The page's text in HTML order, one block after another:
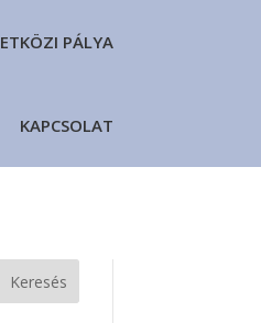
PÁLYA
KAPCSOLAT